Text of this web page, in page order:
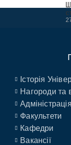
Історія
Нагороди та
Адміністрація
Факультети
Кафедри
Вакансії